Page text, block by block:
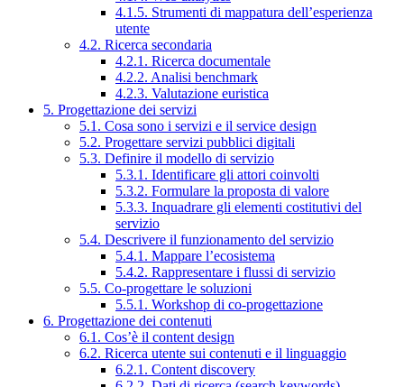
4.1.5. Strumenti di mappatura dell’esperienza
utente
4.2. Ricerca secondaria
4.2.1. Ricerca documentale
4.2.2. Analisi benchmark
4.2.3. Valutazione euristica
5. Progettazione dei servizi
5.1. Cosa sono i servizi e il service design
5.2. Progettare servizi pubblici digitali
5.3. Definire il modello di servizio
5.3.1. Identificare gli attori coinvolti
5.3.2. Formulare la proposta di valore
5.3.3. Inquadrare gli elementi costitutivi del
servizio
5.4. Descrivere il funzionamento del servizio
5.4.1. Mappare l’ecosistema
5.4.2. Rappresentare i flussi di servizio
5.5. Co-progettare le soluzioni
5.5.1. Workshop di co-progettazione
6. Progettazione dei contenuti
6.1. Cos’è il content design
6.2. Ricerca utente sui contenuti e il linguaggio
6.2.1. Content discovery